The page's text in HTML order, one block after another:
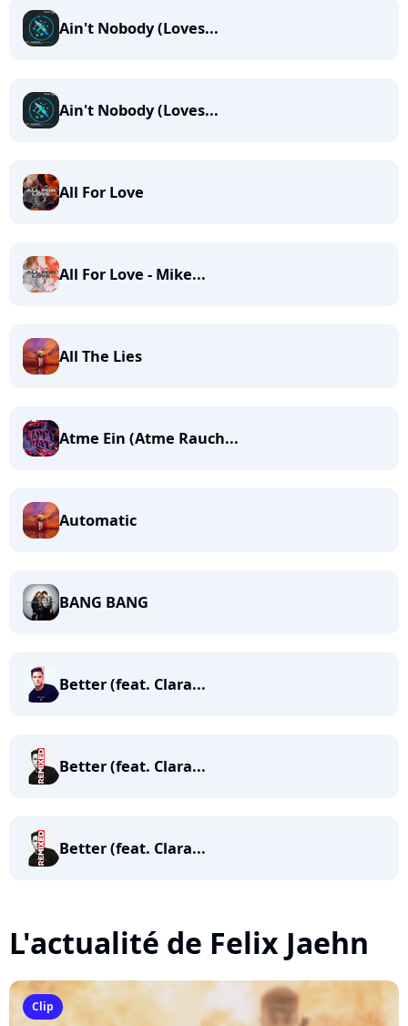
Ain't Nobody (Loves...
Ain't Nobody (Loves...
All For Love
All For Love - Mike...
All The Lies
Atme Ein (Atme Rauch...
Automatic
BANG BANG
Better (feat. Clara...
Better (feat. Clara...
Better (feat. Clara...
L'actualité de Felix Jaehn
Clip